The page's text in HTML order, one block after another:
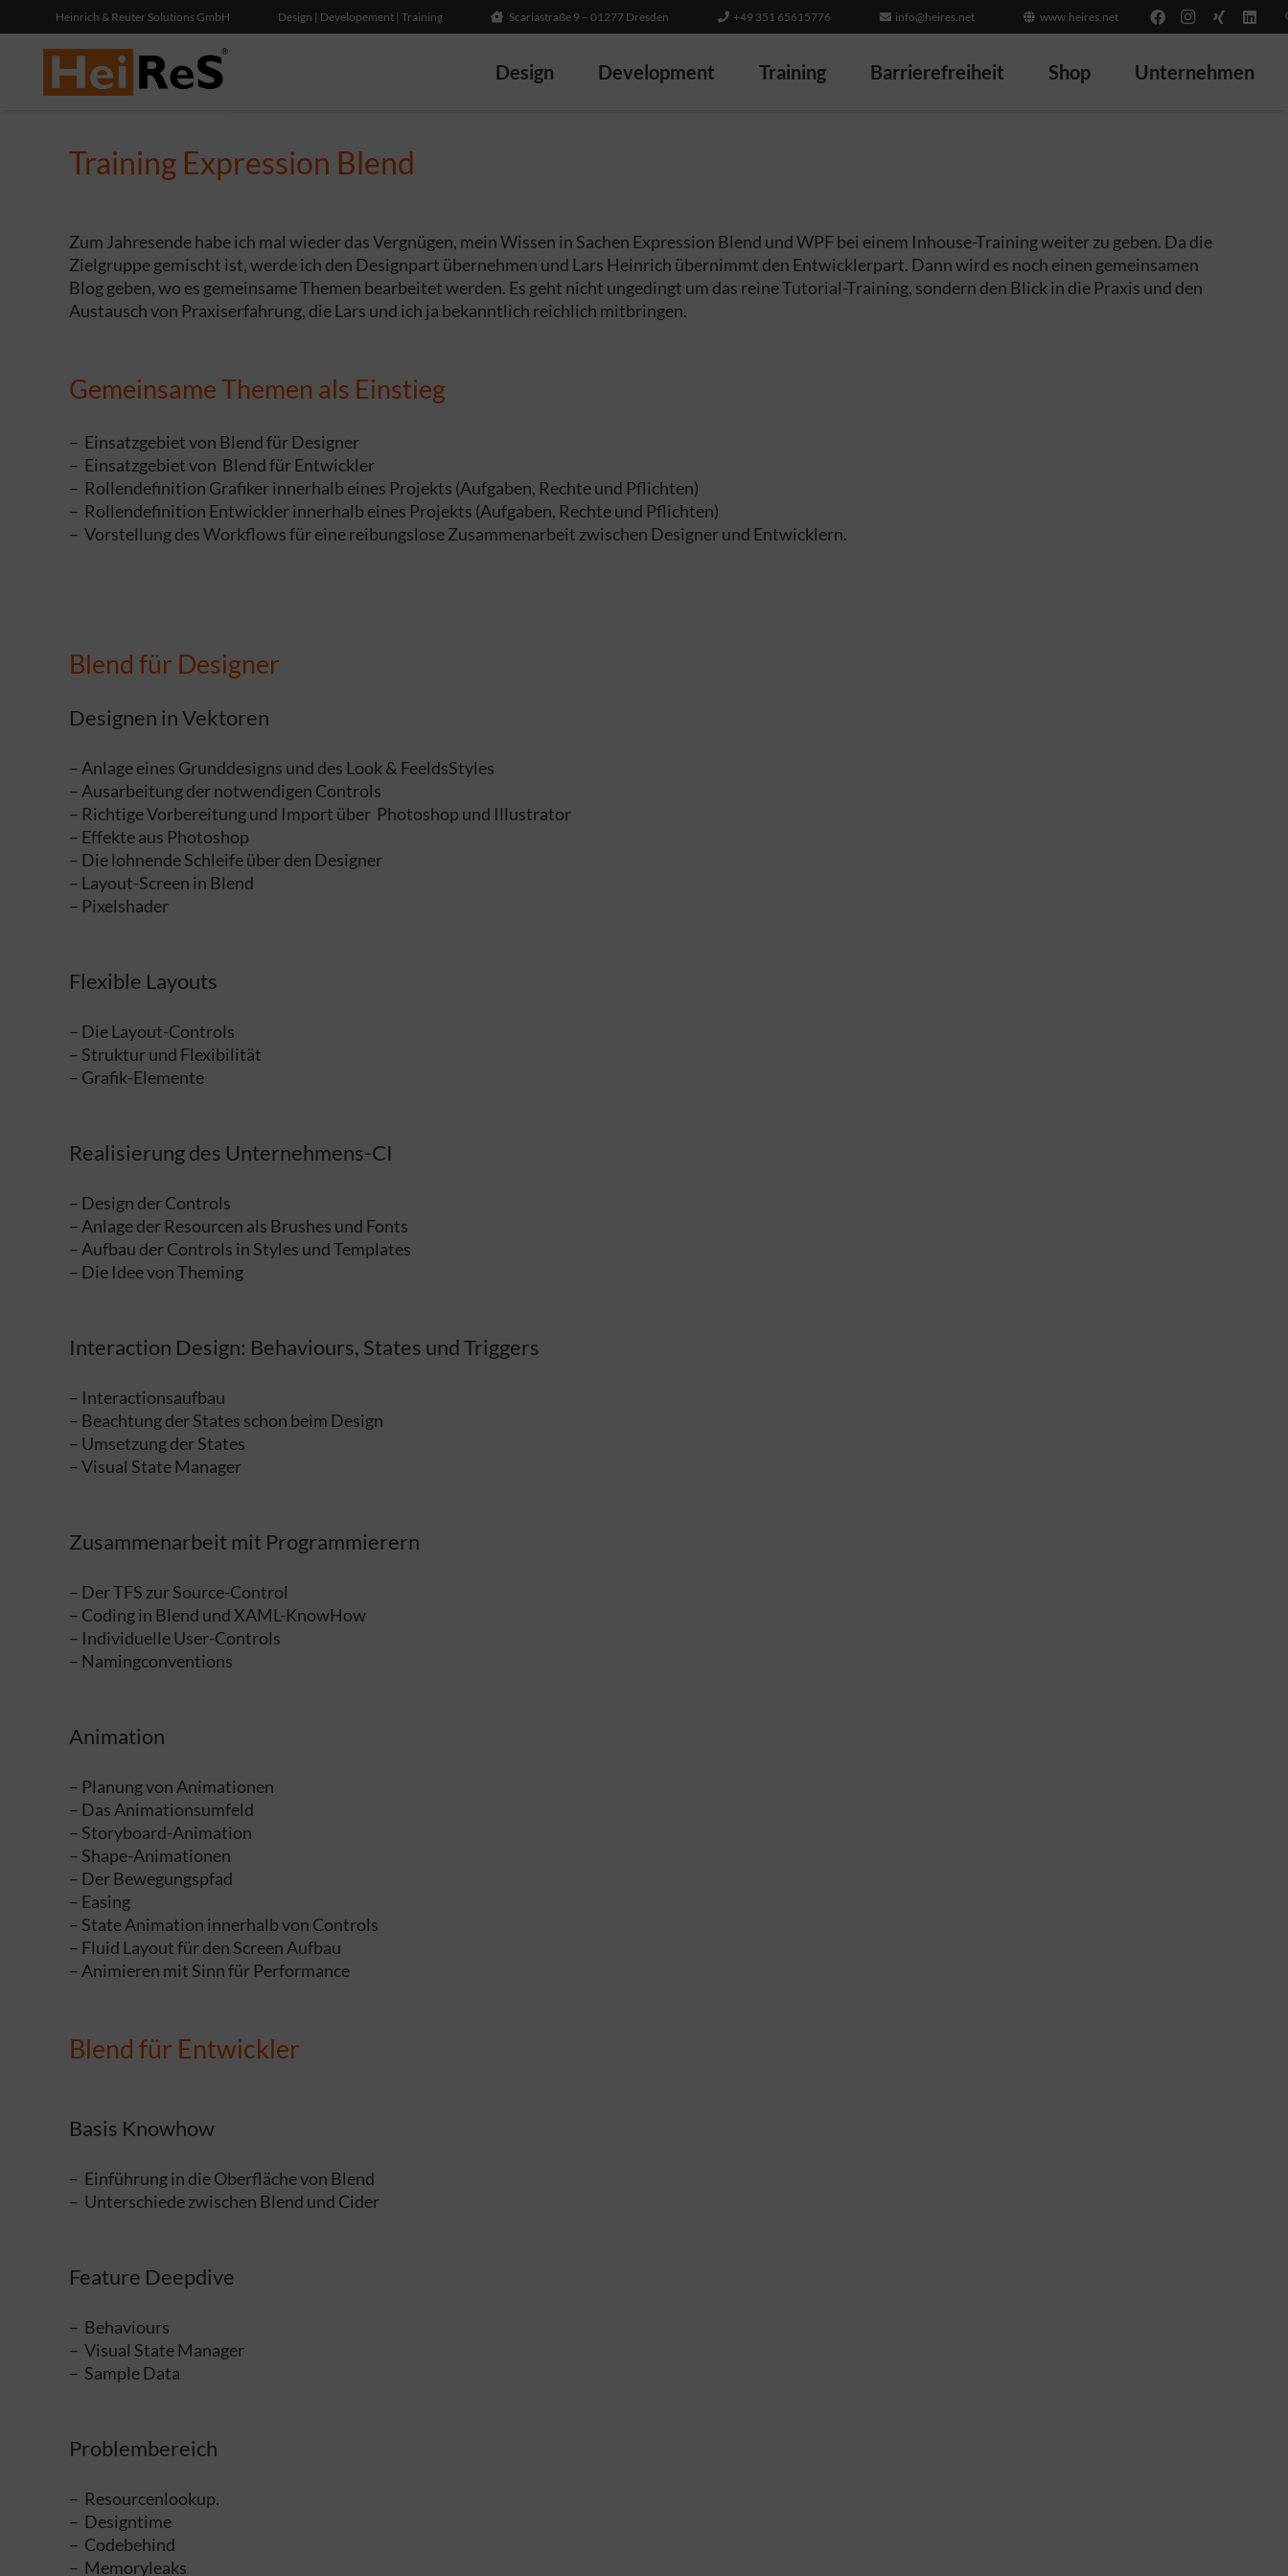
Heinrich & Reuter Solutions GmbH Design | Developement | Training Scariastraße 9 – 01277 Dresden +49 351 65615776 info@heires.net www.heires.net
Design Development Training Barrierefreiheit Shop Unternehmen
Training Expression Blend
Zum Jahresende habe ich mal wieder das Vergnügen, mein Wissen in Sachen Expression Blend und WPF bei einem Inhouse-Training weiter zu geben. Da die
Zielgruppe gemischt ist, werde ich den Designpart übernehmen und Lars Heinrich übernimmt den Entwicklerpart. Dann wird es noch einen gemeinsamen
Blog geben, wo es gemeinsame Themen bearbeitet werden. Es geht nicht ungedingt um das reine Tutorial-Training, sondern den Blick in die Praxis und den
Austausch von Praxiserfahrung, die Lars und ich ja bekanntlich reichlich mitbringen.
Gemeinsame Themen als Einstieg
– Einsatzgebiet von Blend für Designer
– Einsatzgebiet von Blend für Entwickler
– Rollendefinition Grafiker innerhalb eines Projekts (Aufgaben, Rechte und Pflichten)
– Rollendefinition Entwickler innerhalb eines Projekts (Aufgaben, Rechte und Pflichten)
– Vorstellung des Workflows für eine reibungslose Zusammenarbeit zwischen Designer und Entwicklern.
Blend für Designer
Designen in Vektoren
– Anlage eines Grunddesigns und des Look & FeeldsStyles
– Ausarbeitung der notwendigen Controls
– Richtige Vorbereitung und Import über Photoshop und Illustrator
– Effekte aus Photoshop
– Die lohnende Schleife über den Designer
– Layout-Screen in Blend
– Pixelshader
Flexible Layouts
– Die Layout-Controls
– Struktur und Flexibilität
– Grafik-Elemente
Realisierung des Unternehmens-CI
– Design der Controls
– Anlage der Resourcen als Brushes und Fonts
– Aufbau der Controls in Styles und Templates
– Die Idee von Theming
Interaction Design: Behaviours, States und Triggers
– Interactionsaufbau
– Beachtung der States schon beim Design
– Umsetzung der States
– Visual State Manager
Zusammenarbeit mit Programmierern
– Der TFS zur Source-Control
– Coding in Blend und XAML-KnowHow
– Individuelle User-Controls
– Namingconventions
Animation
– Planung von Animationen
– Das Animationsumfeld
– Storyboard-Animation
– Shape-Animationen
– Der Bewegungspfad
– Easing
– State Animation innerhalb von Controls
– Fluid Layout für den Screen Aufbau
– Animieren mit Sinn für Performance
Blend für Entwickler
Basis Knowhow
– Einführung in die Oberfläche von Blend
– Unterschiede zwischen Blend und Cider
Feature Deepdive
– Behaviours
– Visual State Manager
– Sample Data
Problembereich
– Resourcenlookup.
– Designtime
– Codebehind
– Memoryleaks